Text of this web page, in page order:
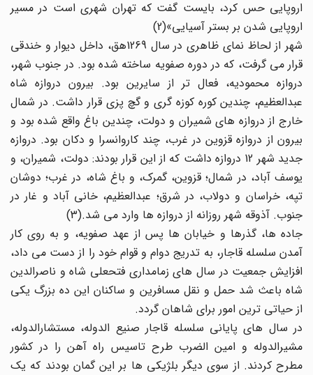
اروپایی حس کرد، بایست گفت که تهران شهری است در مسیر
اروپایی شدن بر بستر آسیایی»(2)
شهر از لحاظ نمای ظاهری در سال 1269هق، داخل دیوار و خندقی
قرار می گرفت، که در دوره صفویه ساخته شده بود. در جنوب شهر،
دروازه محمودیه، فعال تر از سایرین بود. بیرون دروازه شاه
عبدالعظیم، چندین کوره کوزه گری و گچ پزی قرار داشت. در شمال
خارج از دروازه های شمیران و دولت، چندین باغ واقع شده بود و
بیرون از دروازه قزوین در غرب، چند کاروانسرا و دکان بود. دروازه
جدید شهر 12 دروازه داشت که از این قرار بودند: دولت، شمیران، و
یوسف آباد، در شمال؛ قزوین، گمرک، و باغ شاه، در غرب؛ دوشان
تپه، خراسان و دولاب، در شرق؛ عبدالعظیم، خانی آباد و غار در
جنوب. آذوقه شهر روزانه از دروازه ها وارد می شد.(3)
جاده ها، گذرها و خیابان ها پس از عهد صفویه، و به روی کار
آمدن سلسله قاجار، به تدریج دوام و قوام خود را از دست می داد،
افزایش جمعیت در سال های زمامداری فتحعلی شاه و ناصرالدین
شاه باعث شد حمل و نقل مسافرین و ساکنان این ده بزرگ یکی
از حیاتی ترین امور برای شاهان گردد.
در سال های پایانی سلسله قاجار صنیع الدوله، مستشارالدوله،
مشیرالدوله و امین الضرب طرح تاسیس راه آهن را در کشور
مطرح کردند. از سوی دیگر بلژیکی ها بر این گمان بودند که یک